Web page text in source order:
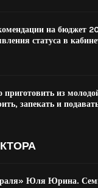
на бюджет
статуса в
приготовить из
запекать и
Юля Юрина.